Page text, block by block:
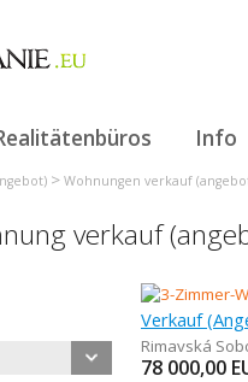
Info
> Wohnungen verkauf
verkauf
Rimavská
78 000,00